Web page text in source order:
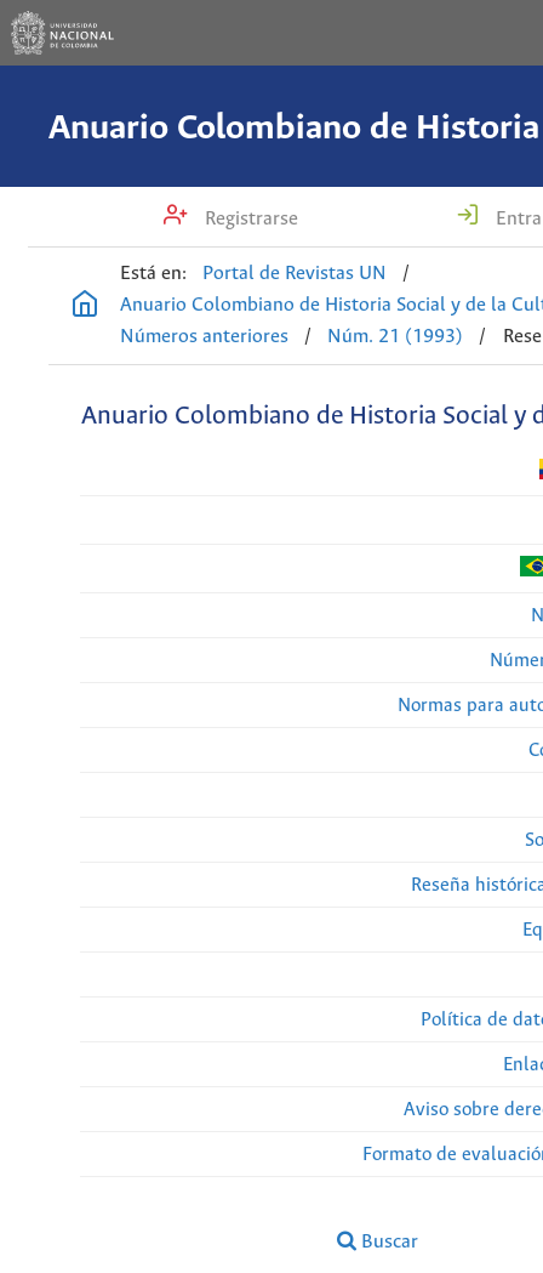
Registrarse
Está en: Portal de Revistas UN
/
Anuario Colombiano de Historia Social y de la
Números anteriores
/ Núm. 21 (1993) /
Anuario Colombiano de Historia Social y
Normas para
Reseña
Política de
Aviso sobre
Formato de
Buscar